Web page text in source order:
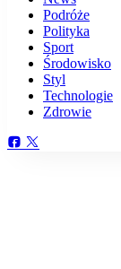
Podróże
Polityka
Sport
Środowisko
Styl
Technologie
Zdrowie